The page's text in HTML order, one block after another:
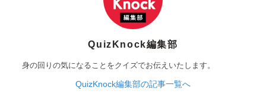
QuizKnock編集部
身の回りの気になることをクイズでお伝えいたします。
QuizKnock編集部の記事一覧へ